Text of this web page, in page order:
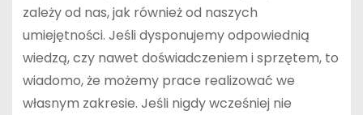
zależy od nas, jak również od naszych
umiejętności. Jeśli dysponujemy odpowiednią
wiedzą, czy nawet doświadczeniem i sprzętem, to
wiadomo, że możemy prace realizować we
własnym zakresie. Jeśli nigdy wcześniej nie